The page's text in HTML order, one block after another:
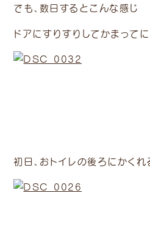
でも、数日するとこんな感じ
ドアにすりすりしてかまって
初日、おトイレの後ろにかく